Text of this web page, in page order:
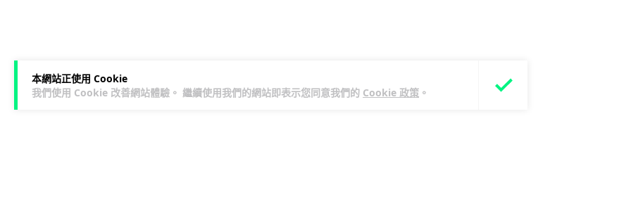
本網站正使用 Cookie
我們使用 Cookie 改善網站體驗。 繼續使用我們的網站即表示您同意我們的 Cookie 政策 。